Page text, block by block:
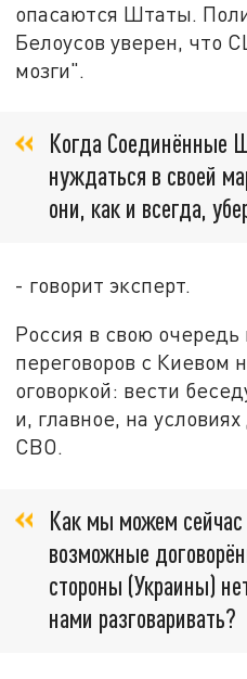
опасаются Штаты.
Белоусов уверен, что
мозги".
Когда Соединённые
нуждаться в своей
они, как и всегда,
- говорит эксперт.
Россия в свою очередь
переговоров с Киевом
оговоркой: вести
и, главное, на
СВО.
Как мы можем
возможные
стороны (Украины)
нами разговаривать?